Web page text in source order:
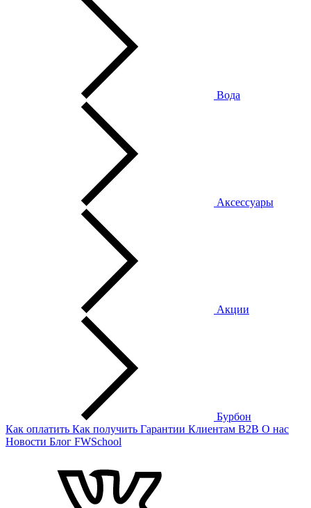
Вода
Аксессуары
Акции
Бурбон
Как оплатить Как получить Гарантии Клиентам B2B О нас
Новости Блог FWSchool